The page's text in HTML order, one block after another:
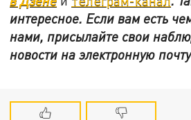
интересное. Если вам есть
нами, присылайте свои
новости на электронную